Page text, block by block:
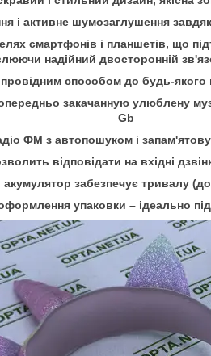
і активне шумозаглушення
смартфонів і планшетів, що
надійний двосторонній
способом до будь-
закачанную улюблену
Gb
ФМ з автопошуком і
відповідати на вхідні
забезпечує тривалу
упаковки – ідеально